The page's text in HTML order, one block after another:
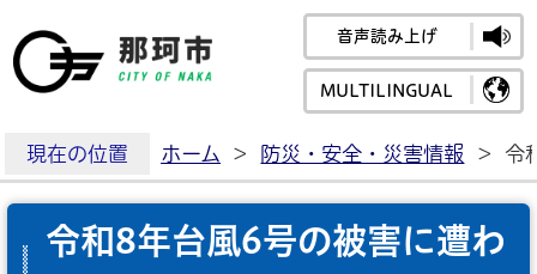
那珂市公式ホームペ
音声読み上げ
MULTILINGUAL
現在の位置 ホーム > 防災・安全・災害情報 > 令
令和8年台風6号の被害に遭わ